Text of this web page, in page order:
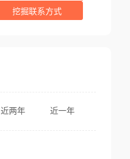
挖掘联系方式
近两年 近一年